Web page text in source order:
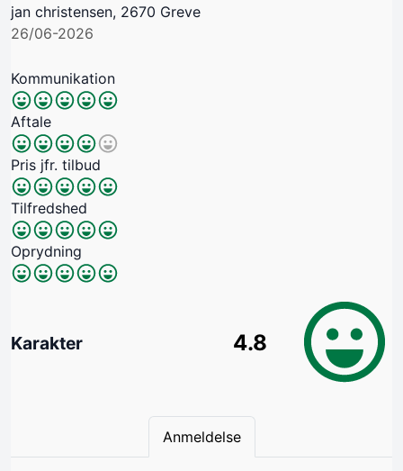
jan christensen, 2670 Greve
26/06-2026
Kommunikation
Aftale
Pris jfr. tilbud
Tilfredshed
Oprydning
Karakter 4.8
Anmeldelse